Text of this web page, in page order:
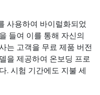
사용하여 바이럴화되었
들여 이를 통해 자신의
는 고객을 무료 제품 버전
을 제공하여 온보딩 프로
. 시험 기간에도 지불 세